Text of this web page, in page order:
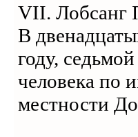
VII. Лобсанг
В
году,
человека по
местности